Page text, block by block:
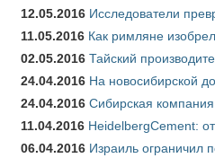
12.05.2016 Исследователи
11.05.2016 Как римляне
02.05.2016 Тайский
24.04.2016 На новосибирской
24.04.2016 Сибирская
11.04.2016 HeidelbergCement:
06.04.2016 Израиль ограничил